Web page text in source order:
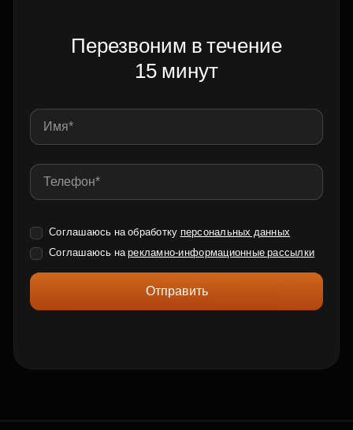
Перезвоним в течение
15 минут
Соглашаюсь на обработку персональных данных
Соглашаюсь нарекламно-информационные рассылки
Отправить